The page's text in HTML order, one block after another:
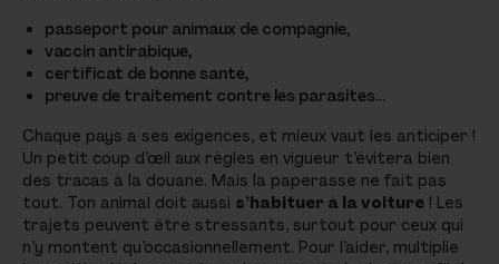
passeport pour animaux de compagnie,
vaccin antirabique,
certificat de bonne santé,
preuve de traitement contre les parasites…
Chaque pays a ses exigences, et mieux vaut les anticiper !
Un petit coup d’œil aux règles en vigueur t’évitera bien
des tracas à la douane. Mais la paperasse ne fait pas
tout. Ton animal doit aussi s’habituer à la voiture ! Les
trajets peuvent être stressants, surtout pour ceux qui
n’y montent qu’occasionnellement. Pour l’aider, multiplie